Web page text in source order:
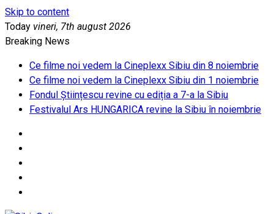
Skip to content
Today vineri, 7th august 2026
Breaking News
Ce filme noi vedem la Cineplexx Sibiu din 8 noiembrie
Ce filme noi vedem la Cineplexx Sibiu din 1 noiembrie
Fondul Științescu revine cu ediția a 7-a la Sibiu
Festivalul Ars HUNGARICA revine la Sibiu în noiembrie